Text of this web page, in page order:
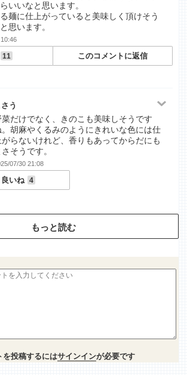
いいなと思います。
麺に仕上がっていると美味しく頂けそう
思います。
11 このコメントに返信
う
菜だけでなく、きのこも美味しそうです
。胡麻やくるみのようにきれいな色には仕
がらないけれど、香りもあってからだにも
さそうです。
07/30 21:08
良いね 4
もっと読む
を投稿するにはサインインが必要です